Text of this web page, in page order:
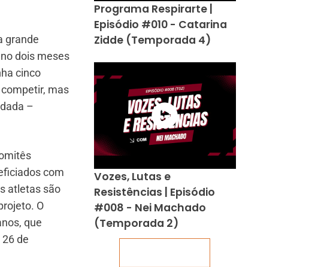
grande
dois meses
cinco
mas
–
com
atletas são
O
que
de
Programa Respirarte |
Episódio #010 - Catarina
Zidde (Temporada 4)
Vozes, Lutas e
Resistências | Episódio
#008 - Nei Machado
(Temporada 2)